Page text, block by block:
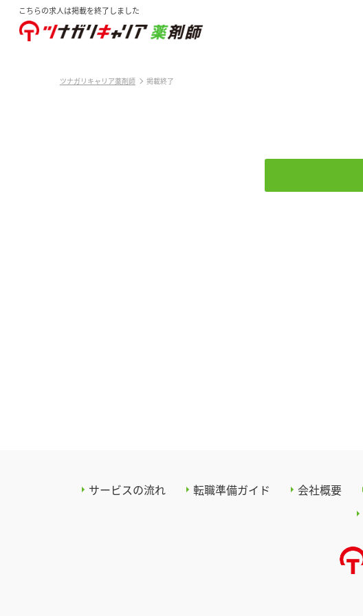
こちらの求人は掲載を終了しました
ツナガリキャリア薬剤師 掲載終了
サービスの流れ 転職準備ガイド 会社概要